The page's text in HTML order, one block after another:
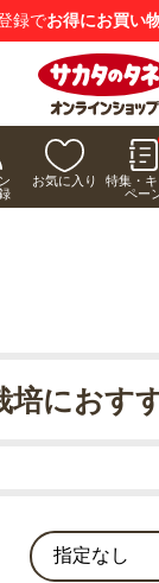
録でお得にお買い
お気に入り
特集・
ペー
培におす